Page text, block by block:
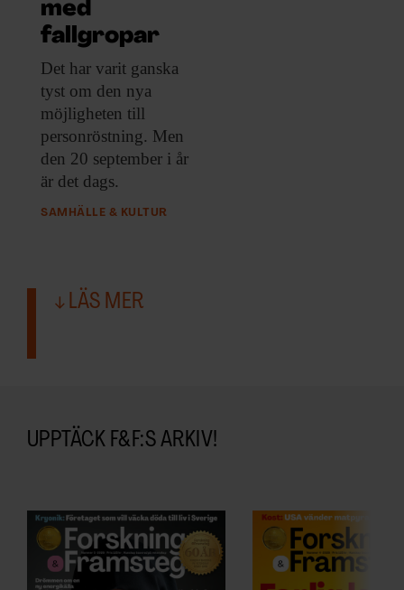
ARKIV & E-TIDNING
LYSSNA/PODD
EVENEMANG & RESOR
SHOP
PRENUMERERA PÅ F&F
med
fallgropar
Det har varit ganska
tyst om den nya
möjligheten till
personröstning. Men
den 20 september i år
är det dags.
SAMHÄLLE & KULTUR
LÄS MER
UPPTÄCK F&F:S ARKIV!